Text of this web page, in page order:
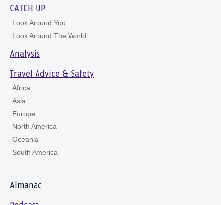
CATCH UP
Look Around You
Look Around The World
Analysis
Travel Advice & Safety
Africa
Asia
Europe
North America
Oceania
South America
Almanac